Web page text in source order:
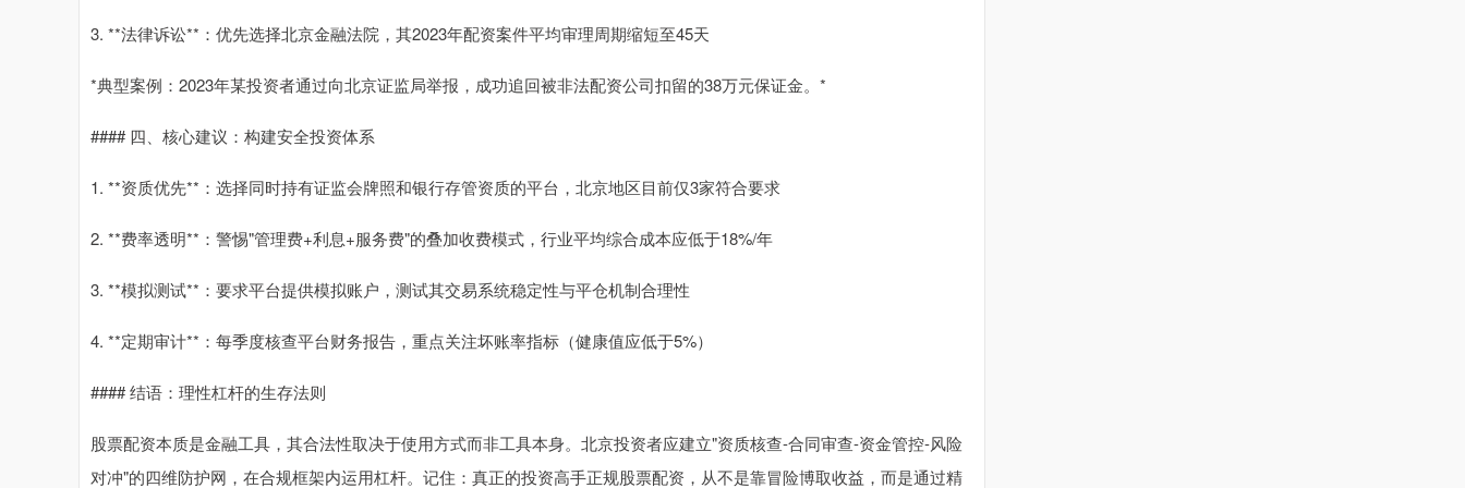
3. **法律诉讼**：优先选择北京金融法院，其2023年配资案件平均审理周期缩短至45天
*典型案例：2023年某投资者通过向北京证监局举报，成功追回被非法配资公司扣留的38万元保证金。*
#### 四、核心建议：构建安全投资体系
1. **资质优先**：选择同时持有证监会牌照和银行存管资质的平台，北京地区目前仅3家符合要求
2. **费率透明**：警惕"管理费+利息+服务费"的叠加收费模式，行业平均综合成本应低于18%/年
3. **模拟测试**：要求平台提供模拟账户，测试其交易系统稳定性与平仓机制合理性
4. **定期审计**：每季度核查平台财务报告，重点关注坏账率指标（健康值应低于5%）
#### 结语：理性杠杆的生存法则
股票配资本质是金融工具，其合法性取决于使用方式而非工具本身。北京投资者应建立"资质核查-合同审查-资金管控-风险
对冲"的四维防护网，在合规框架内运用杠杆。记住：真正的投资高手正规股票配资，从不是靠冒险博取收益，而是通过精